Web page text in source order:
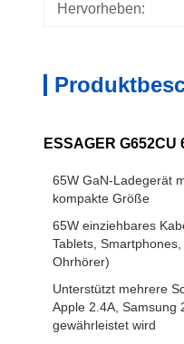
Hervorheben:
ESSAGER
65W GaN-Ladegerät
kompakte Größe
65W einziehbares
Tablets, Smartphones,
Ohrhörer)
Unterstützt mehrere
Apple 2.4A, Samsung
gewährleistet wird